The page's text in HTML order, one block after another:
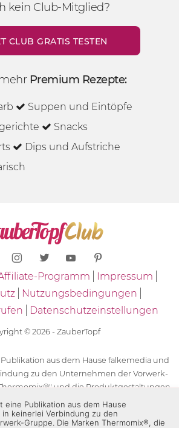
kein Club-Mitglied?
CLUB GRATIS TESTEN
Premium Rezepte:
Suppen und Eintöpfe
Snacks
Dips und Aufstriche
Programm
Impressum
Nutzungsbedingungen
Datenschutzeinstellungen
© 2026 - ZauberTopf
aus dem Hause falkemedia und
zu den Unternehmen der Vorwerk-
und die Produktgestaltungen
eingetragene Marken der Unternehmen
Marken Thermomix®, die Zeichen TM5®,
eine Publikation aus dem Hause
keinerlei Verbindung zu den
Gruppe. Die Marken Thermomix®, die